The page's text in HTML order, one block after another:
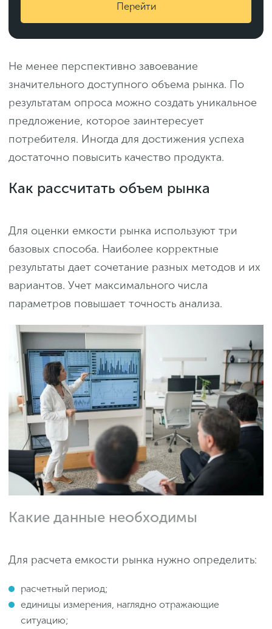
Перейти
Не менее перспективно завоевание
значительного доступного объема рынка. По
результатам опроса можно создать уникальное
предложение, которое заинтересует
потребителя. Иногда для достижения успеха
достаточно повысить качество продукта.
Как рассчитать объем рынка
Для оценки емкости рынка используют три
базовых способа. Наиболее корректные
результаты дает сочетание разных методов и их
вариантов. Учет максимального числа
параметров повышает точность анализа.
Какие данные необходимы
Для расчета емкости рынка нужно определить:
расчетный период;
единицы измерения, наглядно отражающие
ситуацию;